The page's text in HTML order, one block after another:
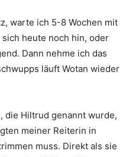
warte ich 5-8 Wochen mit
heute noch hin, oder
Dann nehme ich das
läuft Wotan wieder